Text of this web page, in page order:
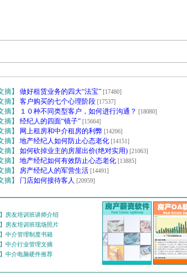
摘】 做好租赁业务的四大“法宝” [17480]
摘】 客户购买的七个心理阶段 [17537]
摘】 １０种不同类型客户，如何进行沟通？ [18080]
摘】 经纪人的四面“镜子” [15664]
摘】 网上租房和中介租房的利弊 [14206]
摘】 地产经纪人如何防止心态老化 [14151]
摘】 如何砍掉业主的房屋出价(绝对实用) [21063]
摘】 地产经纪如何有效防止心态老化 [13885]
摘】 房产经纪人的军营生活 [14491]
摘】 门店如何接待客人 [20959]
】房友培训班讲师介绍
】房友培训班现场照片
】中介管理制度书籍
】中介行业管理文摘
】中介电脑硬件推荐